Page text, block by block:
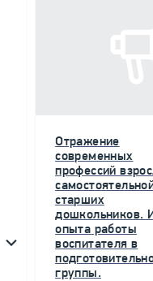
Отражение
современных
профессий
старших
дошкольников.
опыта работы
воспитателя в
группы.